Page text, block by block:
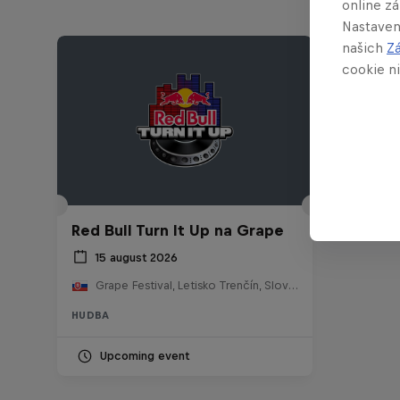
Red Bull Turn It Up na Grape
15 august 2026
Grape Festival, Letisko Trenčín, Slovensko
HUDBA
Upcoming event
online
našich
cookie